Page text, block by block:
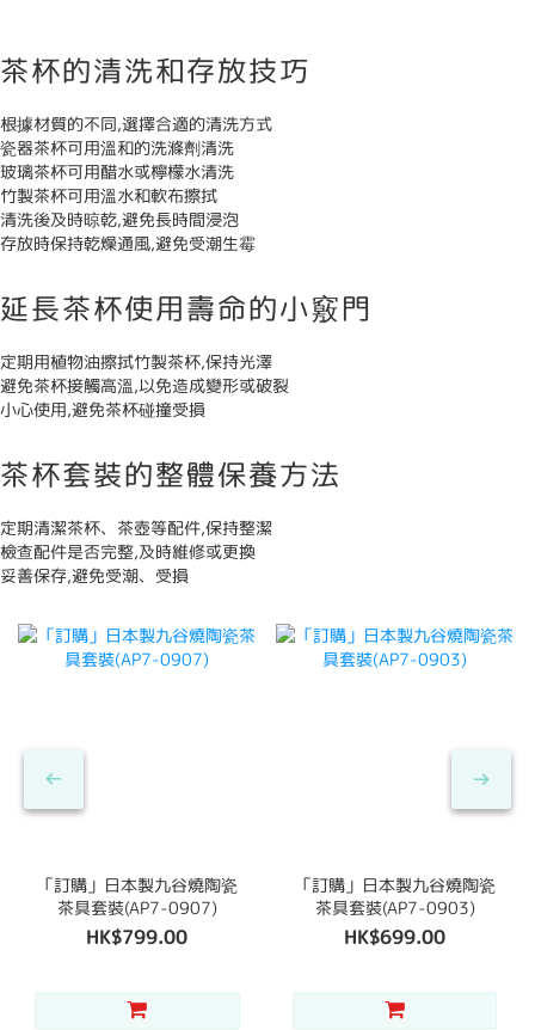
茶杯的清洗和存放技巧
根據材質的不同,選擇合適的清洗方式
瓷器茶杯可用溫和的洗滌劑清洗
玻璃茶杯可用醋水或檸檬水清洗
竹製茶杯可用溫水和軟布擦拭
清洗後及時晾乾,避免長時間浸泡
存放時保持乾燥通風,避免受潮生霉
延長茶杯使用壽命的小竅門
定期用植物油擦拭竹製茶杯,保持光澤
避免茶杯接觸高溫,以免造成變形或破裂
小心使用,避免茶杯碰撞受損
茶杯套裝的整體保養方法
定期清潔茶杯、茶壺等配件,保持整潔
檢查配件是否完整,及時維修或更換
妥善保存,避免受潮、受損
「訂購」日本製九谷燒陶瓷
茶具套裝(AP7-0907)
HK$799.00
「訂購」日本製九谷燒陶瓷
茶具套裝(AP7-0903)
HK$699.00